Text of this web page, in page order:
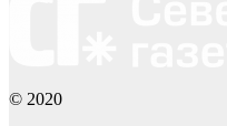
© 2020